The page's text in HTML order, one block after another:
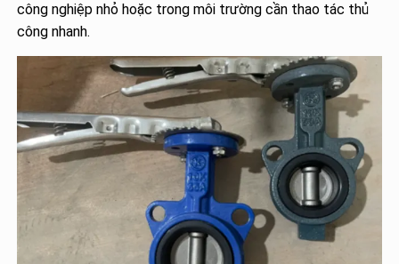
công nghiệp nhỏ hoặc trong môi trường cần thao tác thủ
công nhanh.